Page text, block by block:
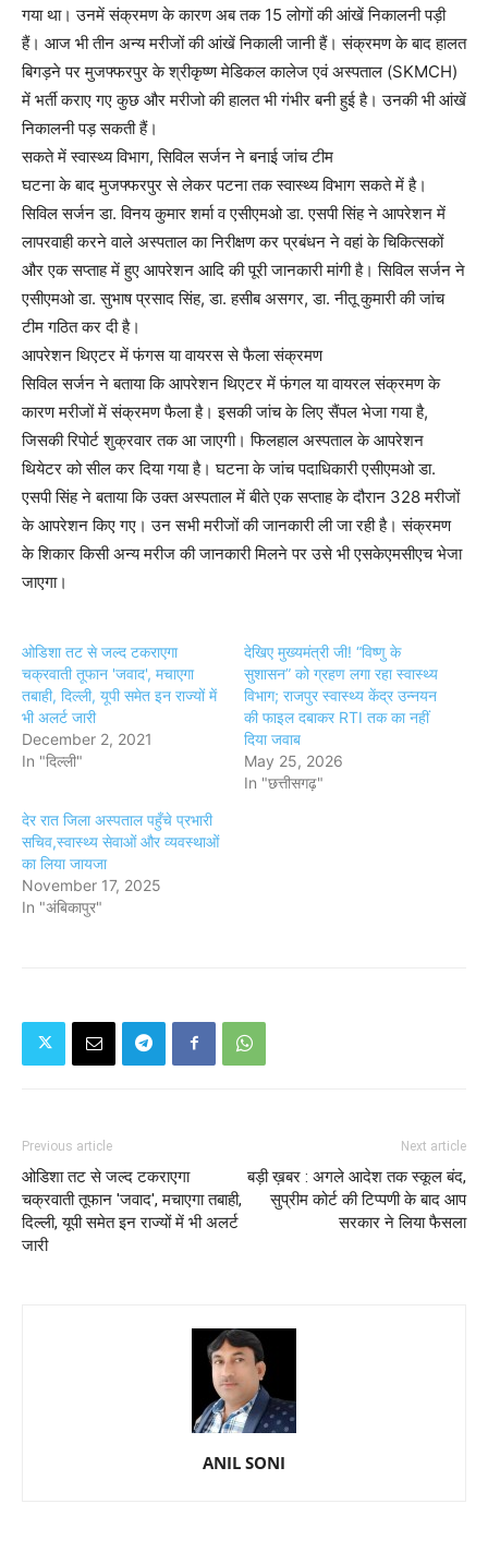
गया था। उनमें संक्रमण के कारण अब तक 15 लोगों की आंखें निकालनी पड़ी
हैं। आज भी तीन अन्‍य मरीजों की आंखें निकाली जानी हैं। संक्रमण के बाद हालत
बिगड़ने पर मुजफ्फरपुर के श्रीकृष्‍ण मेडिकल कालेज एवं अस्‍पताल (SKMCH)
में भर्ती कराए गए कुछ और मरीजो की हालत भी गंभीर बनी हुई है। उनकी भी आंखें
निकालनी पड़ सकती हैं।
सकते में स्‍वास्‍थ्‍य विभाग, सिविल सर्जन ने बनाई जांच टीम
घटना के बाद मुजफ्फरपुर से लेकर पटना तक स्‍वास्‍थ्‍य विभाग सकते में है।
सिविल सर्जन डा. विनय कुमार शर्मा व एसीएमओ डा. एसपी सिंह ने आपरेशन में
लापरवाही करने वाले अस्‍पताल का निरीक्षण कर प्रबंधन ने वहां के चिकित्सकों
और एक सप्ताह में हुए आपरेशन आदि की पूरी जानकारी मांगी है। सिविल सर्जन ने
एसीएमओ डा. सुभाष प्रसाद सिंह, डा. हसीब असगर, डा. नीतू कुमारी की जांच
टीम गठित कर दी है।
आपरेशन थिएटर में फंगस या वायरस से फैला संक्रमण
सिविल सर्जन ने बताया कि आपरेशन थिएटर में फंगल या वायरल संक्रमण के
कारण मरीजों में संक्रमण फैला है। इसकी जांच के लिए सैंपल भेजा गया है,
जिसकी रिपोर्ट शुक्रवार तक आ जाएगी। फिलहाल अस्‍पताल के आपरेशन
थियेटर को सील कर दिया गया है। घटना के जांच पदाधिकारी एसीएमओ डा.
एसपी सिंह ने बताया कि उक्‍त अस्‍पताल में बीते एक सप्ताह के दौरान 328 मरीजों
के आपरेशन किए गए। उन सभी मरीजों की जानकारी ली जा रही है। संक्रमण
के शिकार किसी अन्‍य मरीज की जानकारी मिलने पर उसे भी एसकेएमसीएच भेजा
जाएगा।
ओडिशा तट से जल्द टकराएगा
चक्रवाती तूफान 'जवाद', मचाएगा
तबाही, दिल्ली, यूपी समेत इन राज्यों में
भी अलर्ट जारी
December 2, 2021
In "दिल्ली"
देखिए मुख्यमंत्री जी! “विष्णु के
सुशासन” को ग्रहण लगा रहा स्वास्थ्य
विभाग; राजपुर स्वास्थ्य केंद्र उन्नयन
की फाइल दबाकर RTI तक का नहीं
दिया जवाब
May 25, 2026
In "छत्तीसगढ़"
देर रात जिला अस्पताल पहुँचे प्रभारी
सचिव,स्वास्थ्य सेवाओं और व्यवस्थाओं
का लिया जायजा
November 17, 2025
In "अंबिकापुर"
Previous article
ओडिशा तट से जल्द टकराएगा
चक्रवाती तूफान 'जवाद', मचाएगा तबाही,
दिल्ली, यूपी समेत इन राज्यों में भी अलर्ट
जारी
Next article
बड़ी ख़बर : अगले आदेश तक स्कूल बंद,
सुप्रीम कोर्ट की टिप्पणी के बाद आप
सरकार ने लिया फैसला
ANIL SONI